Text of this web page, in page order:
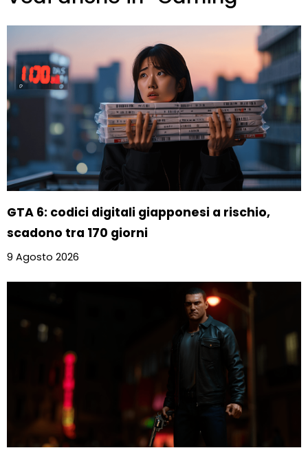
GTA 6: codici digitali giapponesi a rischio,
scadono tra 170 giorni
9 Agosto 2026